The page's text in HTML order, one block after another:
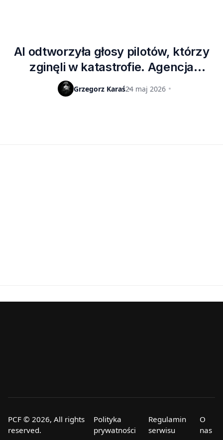
AI odtworzyła głosy pilotów, którzy
zginęli w katastrofie. Agencja
wstrzymała dostęp do bazy
wypadków
Grzegorz Karaś24 maj 2026
PCF © 2026, All rights
reserved.
Polityka
prywatności
Regulamin
serwisu
O
nas